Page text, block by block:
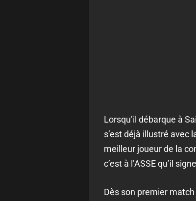
Lorsqu’il débarque à
s’est déjà illustré avec
meilleur joueur de la
c’est à l’ASSE qu’il
Dès son premier